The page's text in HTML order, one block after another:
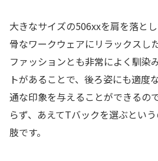
大きなサイズの506xxを肩を落と
骨なワークウェアにリラックスし
ファッションとも非常によく馴染
トがあることで、後ろ姿にも適度
通な印象を与えることができるの
らず、あえてTバックを選ぶとい
肢です。